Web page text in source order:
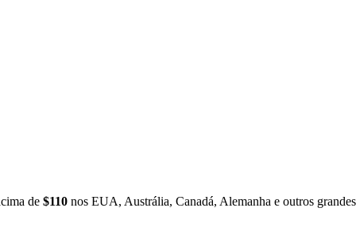
de $110 nos EUA, Austrália, Canadá, Alemanha e outros